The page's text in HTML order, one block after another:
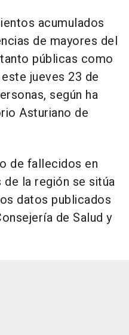
acumulados
de mayores del
públicas como
jueves 23 de
según ha
Asturiano de
de fallecidos en
la región se sitúa
datos publicados
de Salud y